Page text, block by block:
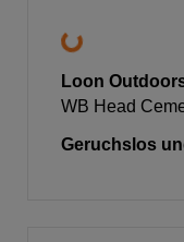
Loon
WB Head
Geruchslos